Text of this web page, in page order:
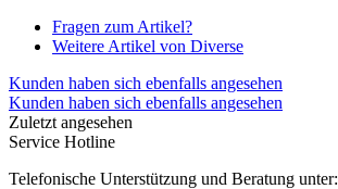
Fragen zum Artikel?
Weitere Artikel von Diverse
Kunden haben sich ebenfalls angesehen
Kunden haben sich ebenfalls angesehen
Zuletzt angesehen
Service Hotline
Telefonische Unterstützung und Beratung unter: